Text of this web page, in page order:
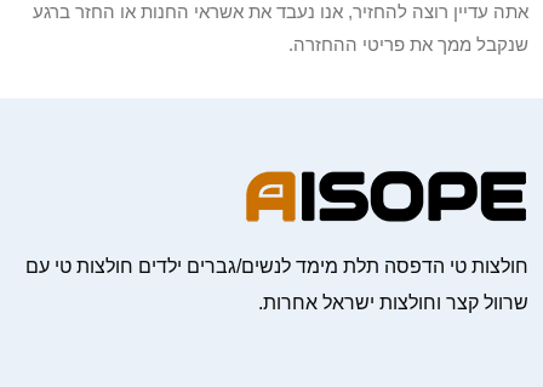
אתה עדיין רוצה להחזיר, אנו נעבד את אשראי החנות או החזר ברגע
שנקבל ממך את פריטי ההחזרה.
חולצות טי הדפסה תלת מימד לנשים/גברים ילדים חולצות טי עם
שרוול קצר וחולצות ישראל אחרות.